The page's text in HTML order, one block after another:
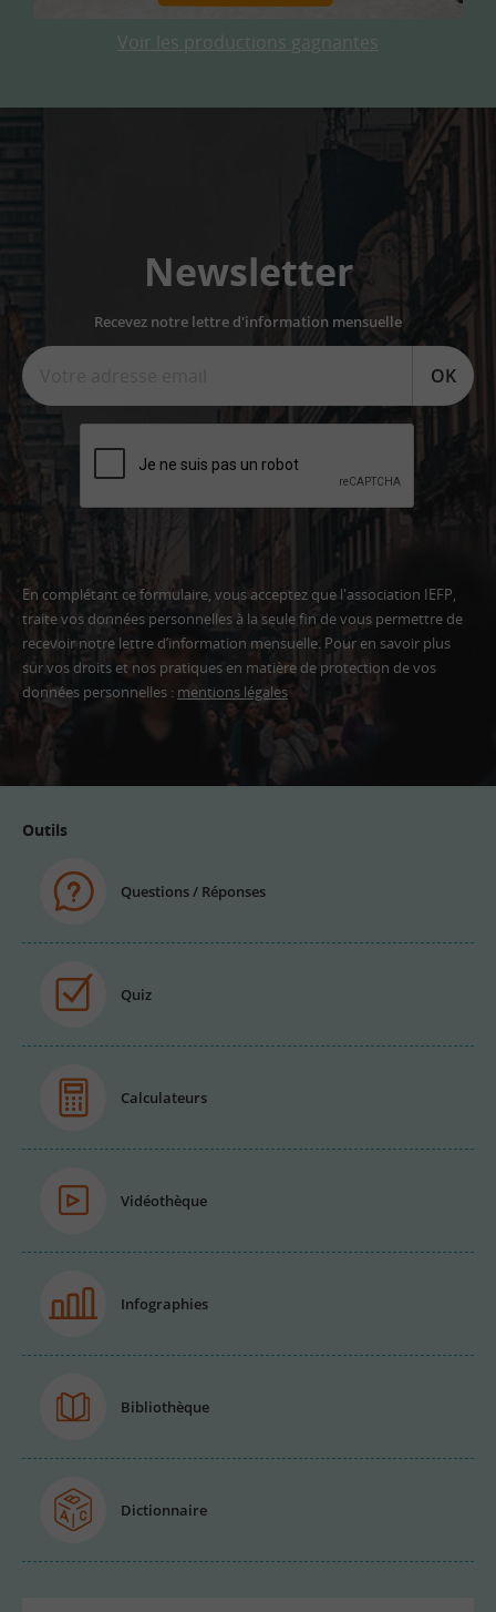
Voir les productions gagnantes
Newsletter
Recevez notre lettre d'information mensuelle
OK
En complétant ce formulaire, vous acceptez que l'association IEFP,
traite vos données personnelles à la seule fin de vous permettre de
recevoir notre lettre d’information mensuelle. Pour en savoir plus
sur vos droits et nos pratiques en matière de protection de vos
données personnelles : mentions légales
Adresse
Outils
Questions / Réponses
Quiz
Calculateurs
Vidéothèque
Infographies
Bibliothèque
Dictionnaire